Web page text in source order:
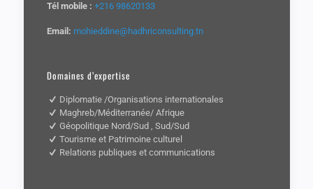
Tél mobile : +216 98620133
Email: mohieddine@hadhriconsulting.tn
Domaines d’expertise
Diplomatie /Organisations internationales
Maghreb/Méditerranée/ Afrique
Géopolitique Nord/Sud , Sud/Sud
Tourisme et Patrimoine culturel
Relations publiques et communications